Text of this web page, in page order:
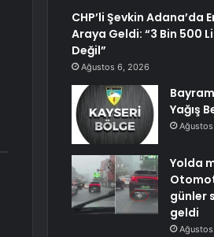
CHP’li Şevkin Adana’da
Araya Geldi: “3 Bin 500
Değil”
Ağustos 6, 2026
Yağış
Yolda
günler
geldi